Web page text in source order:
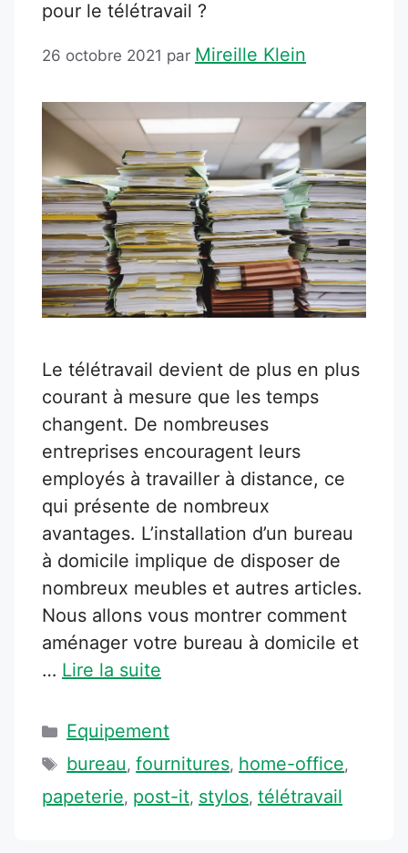
pour le télétravail ?
26 octobre 2021 par Mireille Klein
Le télétravail devient de plus en plus
courant à mesure que les temps
changent. De nombreuses
entreprises encouragent leurs
employés à travailler à distance, ce
qui présente de nombreux
avantages. L’installation d’un bureau
à domicile implique de disposer de
nombreux meubles et autres articles.
Nous allons vous montrer comment
aménager votre bureau à domicile et
… Lire la suite
Catégories
Equipement
Étiquettes
bureau ,fournitures, home-office,
papeterie, post-it, stylos, télétravail